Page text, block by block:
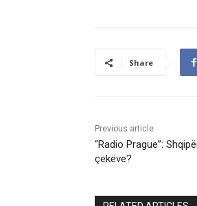
Share
Previous article
“Radio Prague”:
çekëve?